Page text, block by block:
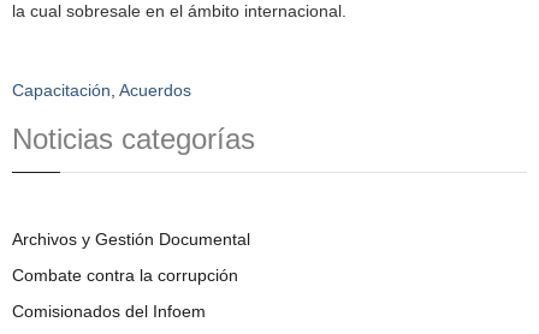
la cual sobresale en el ámbito internacional.
Capacitación Acuerdos
Noticias categorías
Archivos y Gestión Documental
Combate contra la corrupción
Comisionados del Infoem